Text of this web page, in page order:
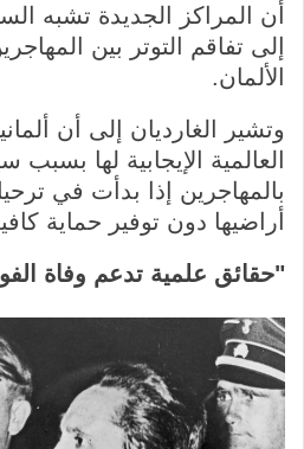
أن المراكز الجديدة تشبه
إلى تفاقم التوتر بين
الألمان.
وتشير الغارديان إلى أن
العالمية الإيجابية لها بسبب
بالمهاجرين إذا بدأت في
أراضيها دون توفير حماية
"حقائق علمية تدعم وفاة